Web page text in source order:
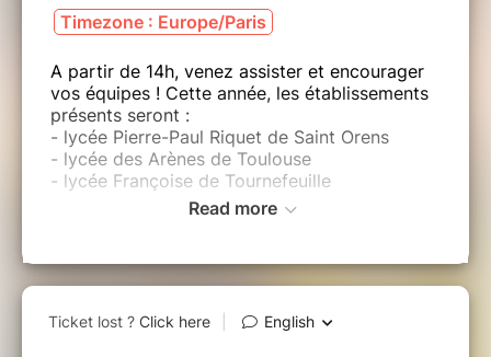
Timezone : Europe/Paris
A partir de 14h, venez assister et encourager
vos équipes ! Cette année, les établissements
présents seront :
- lycée Pierre-Paul Riquet de Saint Orens
- lycée des Arènes de Toulouse
- lycée Françoise de Tournefeuille
Toulouse vs Tarbes (65)
- à 17h45 : finale du tournoi inter-lycée (fin à
18h30)
Read more